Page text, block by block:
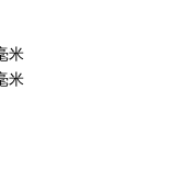
米
米